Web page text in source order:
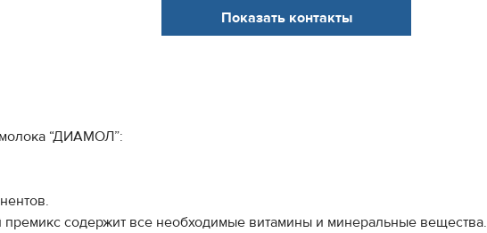
Показать контакты
“ДИАМОЛ”:
содержит все необходимые витамины и минеральные вещества.